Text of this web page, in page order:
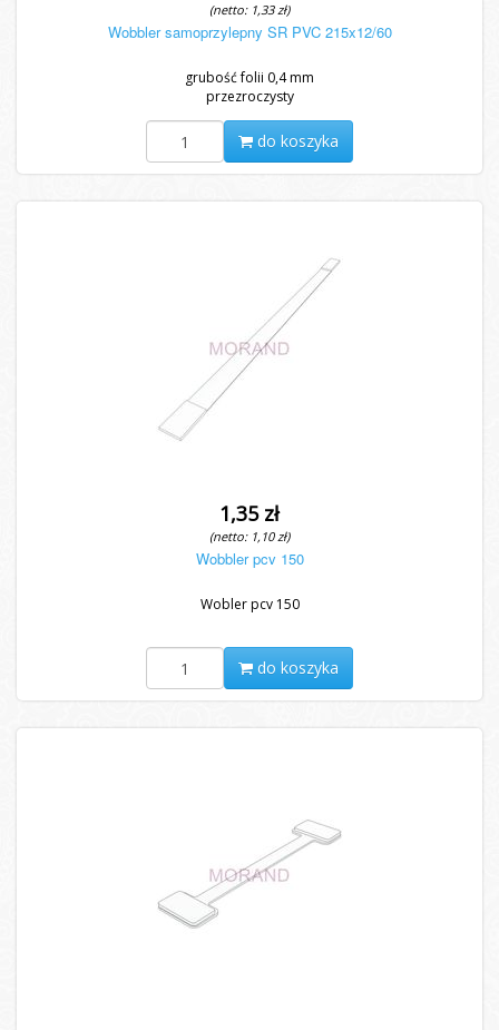
(netto: 1,33 zł)
Wobbler samoprzylepny SR PVC 215x12/60
grubość folii 0,4 mm
przezroczysty
do koszyka
1,35 zł
(netto: 1,10 zł)
Wobbler pcv 150
Wobler pcv 150
do koszyka